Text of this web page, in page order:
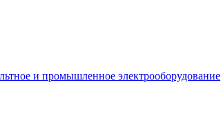
и промышленное электрооборудование